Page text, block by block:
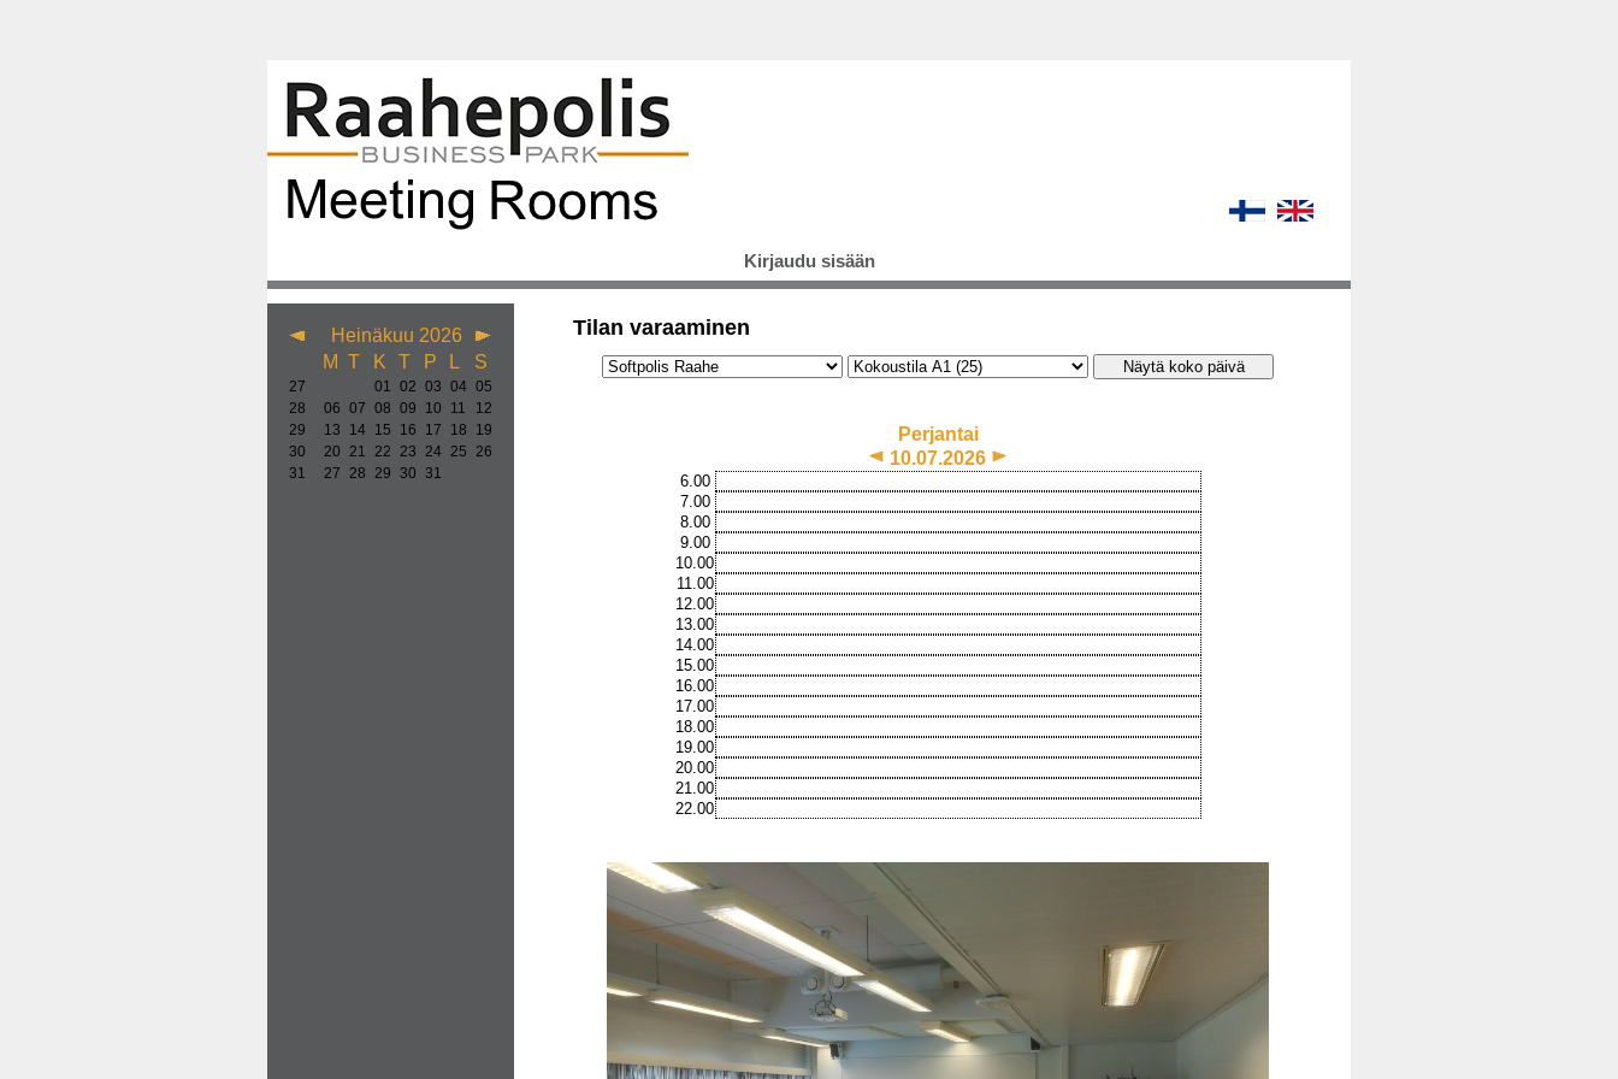
Kirjaudu sisään
Heinäkuu 2026
M T K T P L S
27 01 02 03 04 05
28
06 07 08 09 10 11
12
29
13 14 15 16 17 18
19
30
20 21 22 23 24 25 26
31
27 28 29 30 31
Tilan varaaminen
Perjantai
10.07.2026
6.00
7.00
8.00
9.00
10.00
11.00
12.00
13.00
14.00
15.00
16.00
17.00
18.00
19.00
20.00
21.00
22.00